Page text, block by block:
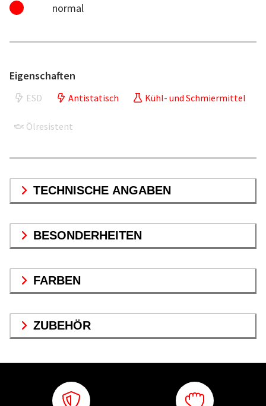
normal
Eigenschaften
ESD Antistatisch Kühl- und Schmiermittel
Ölresistent
TECHNISCHE ANGABEN
BESONDERHEITEN
FARBEN
ZUBEHÖR